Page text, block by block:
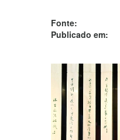
Fonte:
Publicado em: